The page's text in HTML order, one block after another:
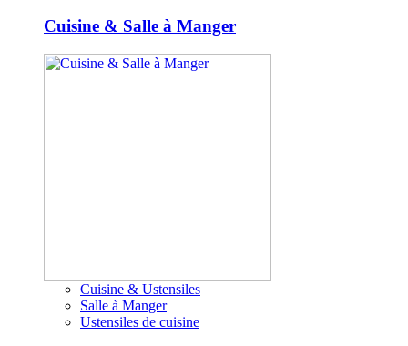
Cuisine & Salle à Manger
Cuisine & Ustensiles
Salle à Manger
Ustensiles de cuisine